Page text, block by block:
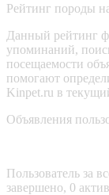
Рейтинг породы
Данный рейтинг
упоминаний,
посещаемости
помогают
Kinpet.ru в
Объявления
Пользователь за
завершено, 0